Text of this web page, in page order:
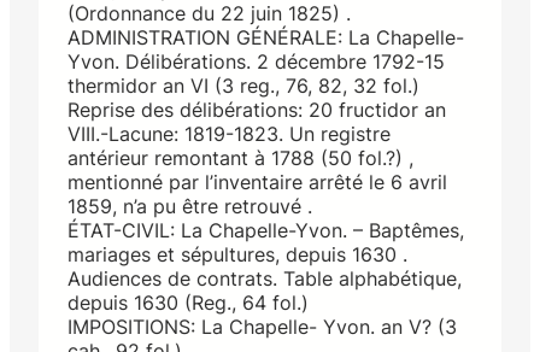
(Ordonnance du 22 juin 1825) .
ADMINISTRATION GÉNÉRALE: La Chapelle-
Yvon. Délibérations. 2 décembre 1792-15
thermidor an VI (3 reg., 76, 82, 32 fol.)
Reprise des délibérations: 20 fructidor an
VIII.-Lacune: 1819-1823. Un registre
antérieur remontant à 1788 (50 fol.?) ,
mentionné par l’inventaire arrêté le 6 avril
1859, n’a pu être retrouvé .
ÉTAT-CIVIL: La Chapelle-Yvon. – Baptêmes,
mariages et sépultures, depuis 1630 .
Audiences de contrats. Table alphabétique,
depuis 1630 (Reg., 64 fol.)
IMPOSITIONS: La Chapelle- Yvon. an V? (3